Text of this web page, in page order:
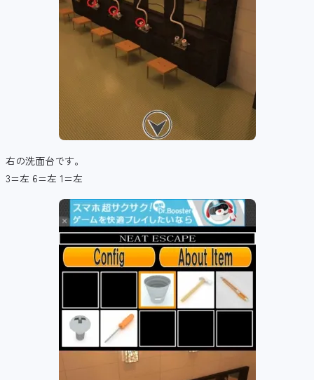
右の洗面台です。
3=左 6=左 1=左